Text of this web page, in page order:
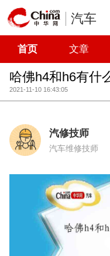
汽车
首页 文章
哈佛h4和h6有什
2021-11-10 16:43:05
汽修技师
汽车维修技师